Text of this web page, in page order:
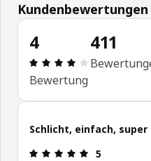
Kundenbewertungen
4
Bewertung:
Bewertung
411
Kundenbewertungen
Schlicht, einfach, super
Bewertung:
5